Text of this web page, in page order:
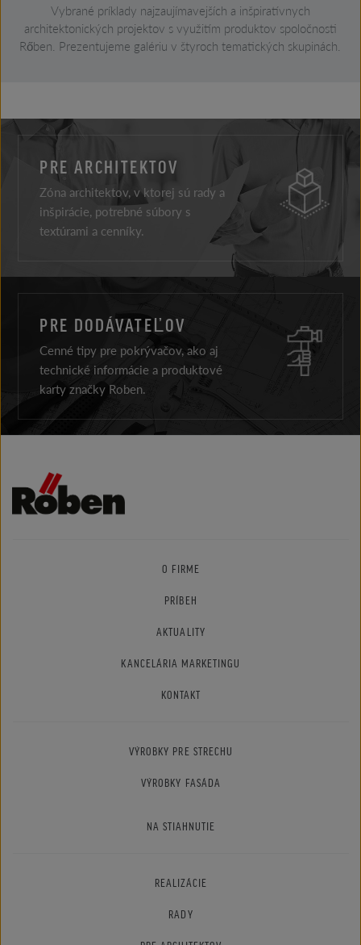
Vybrané príklady najzaujímavejších a inšpiratívnych
architektonických projektov s využitím produktov spoločnosti
Rőben. Prezentujeme galériu v štyroch tematických skupinách.
PRE ARCHITEKTOV
Zóna architektov, v ktorej sú rady a
inšpirácie, potrebné súbory s
textúrami a cenníky.
PRE DODÁVATEĽOV
Cenné tipy pre pokrývačov, ako aj
technické informácie a produktové
karty značky Roben.
O FIRME
PRÍBEH
AKTUALITY
KANCELÁRIA MARKETINGU
KONTAKT
VÝROBKY PRE STRECHU
VÝROBKY FASÁDA
NA STIAHNUTIE
REALIZÁCIE
RADY